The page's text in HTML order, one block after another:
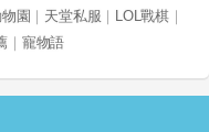
園 天堂私服 LOL戰棋
寵物語